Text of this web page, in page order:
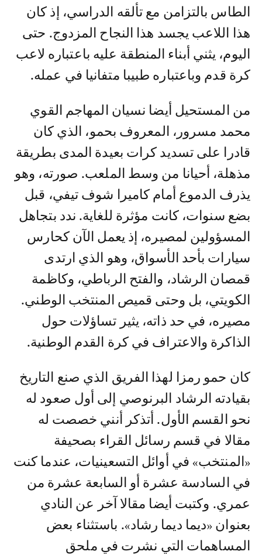
الطاس بالتزامن مع تألقه الدراسي، إذ كان
هذا اللاعب يجسد هذا النجاح المزدوج. حتى
اليوم، يثني أبناء المنطقة عليه باعتباره لاعب
كرة قدم وباعتباره طبيبا متفانيا في عمله.
من المستحيل أيضا نسيان المهاجم القوي
محمد مسرور، المعروف بحمو، الذي كان
قادرا على تسديد كرات بعيدة المدى بطريقة
مذهلة، أحيانا من وسط الملعب. صورته، وهو
يذرف الدموع أمام كاميرا شوف تيفي، قبل
بضع سنوات، كانت مؤثرة للغاية. ندد بتجاهل
المسؤولين لمصيره، إذ يعمل الآن كحارس
سيارات بأحد الأسواق، وهو الذي ارتدى
قمصان الرشاد، والفتح الرباطي، وكاظمة
الكويتي، بل وحتى قميص المنتخب الوطني.
مصيره، في حد ذاته، يثير تساؤلات حول
الذاكرة والاعتراف في كرة القدم الوطنية.
كان حمو رمزا لهذا الفريق الذي صنع التاريخ
بقيادته الرشاد البرنوصي إلى أول صعود له
نحو القسم الأول. أتذكر أنني خصصت له
مقالا في قسم رسائل القراء بصحيفة
«المنتخب» في أوائل التسعينيات، عندما كنت
في السادسة عشرة أو السابعة عشرة من
عمري. وكتبت أيضا مقالا آخر عن النادي
بعنوان «ديما ديما رشاد». باستثناء بعض
المساهمات التي نشرت في ملحق